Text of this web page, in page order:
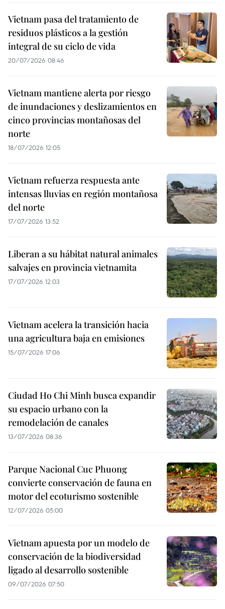
Vietnam pasa del tratamiento de
residuos plásticos a la gestión
integral de su ciclo de vida
20/07/2026 08:46
Vietnam mantiene alerta por riesgo
de inundaciones y deslizamientos en
cinco provincias montañosas del
norte
18/07/2026 12:05
Vietnam refuerza respuesta ante
intensas lluvias en región montañosa
del norte
17/07/2026 13:52
Liberan a su hábitat natural animales
salvajes en provincia vietnamita
17/07/2026 12:03
Vietnam acelera la transición hacia
una agricultura baja en emisiones
15/07/2026 17:06
Ciudad Ho Chi Minh busca expandir
su espacio urbano con la
remodelación de canales
13/07/2026 08:36
Parque Nacional Cuc Phuong
convierte conservación de fauna en
motor del ecoturismo sostenible
12/07/2026 05:00
Vietnam apuesta por un modelo de
conservación de la biodiversidad
ligado al desarrollo sostenible
09/07/2026 07:50